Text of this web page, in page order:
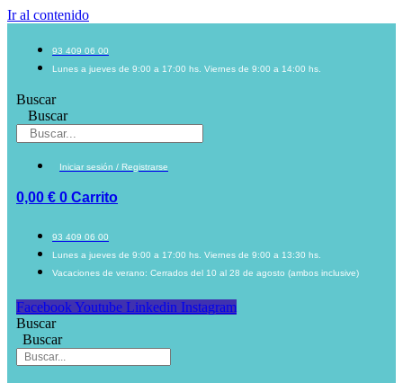
Ir al contenido
93 409 06 00
Lunes a jueves de 9:00 a 17:00 hs. Viernes de 9:00 a 14:00 hs.
Buscar
Buscar
Iniciar sesión / Registrarse
0,00 € 0 Carrito
93 409 06 00
Lunes a jueves de 9:00 a 17:00 hs. Viernes de 9:00 a 13:30 hs.
Vacaciones de verano: Cerrados del 10 al 28 de agosto (ambos inclusive)
Facebook Youtube Linkedin Instagram
Buscar
Buscar